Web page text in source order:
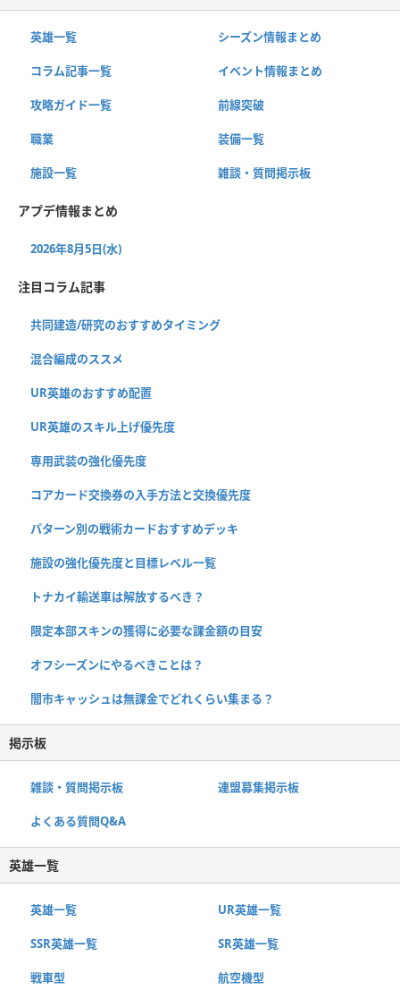
英雄一覧 シーズン情報まとめ
コラム記事一覧 イベント情報まとめ
攻略ガイド一覧 前線突破
職業 装備一覧
施設一覧 雑談・質問掲示板
アプデ情報まとめ
2026年8月5日(水)
注目コラム記事
共同建造/研究のおすすめタイミング
混合編成のススメ
UR英雄のおすすめ配置
UR英雄のスキル上げ優先度
専用武装の強化優先度
コアカード交換券の入手方法と交換優先度
パターン別の戦術カードおすすめデッキ
施設の強化優先度と目標レベル一覧
トナカイ輸送車は解放するべき？
限定本部スキンの獲得に必要な課金額の目安
オフシーズンにやるべきことは？
闇市キャッシュは無課金でどれくらい集まる？
掲示板
雑談・質問掲示板 連盟募集掲示板
よくある質問Q&A
英雄一覧
英雄一覧 UR英雄一覧
SSR英雄一覧 SR英雄一覧
戦車型 航空機型